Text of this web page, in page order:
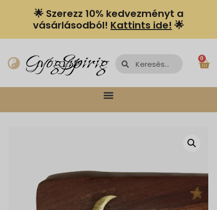
🌟 Szerezz 10% kedvezményt a
vásárlásodból! Kattints ide! 🌟
GyógyírSpiriguru 0